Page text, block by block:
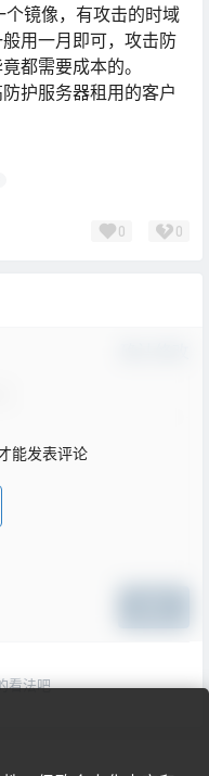
镜像，有攻击的时域
用一月即可，攻击防
都需要成本的。
护服务器租用的客户
0 0
能发表评论
看法吧